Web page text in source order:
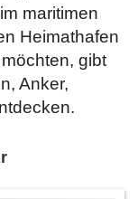
maritimen
Heimathafen
gibt
Anker,